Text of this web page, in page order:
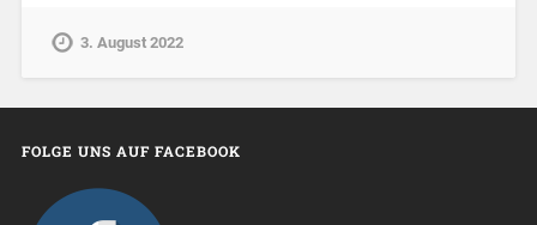
3. August 2022
FOLGE UNS AUF FACEBOOK